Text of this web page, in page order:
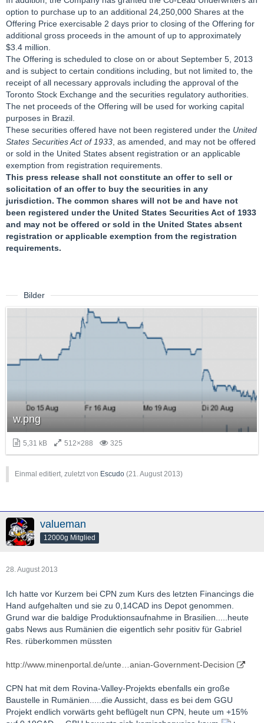
option to purchase up to an additional 24,250,000 Shares at the
Offering Price exercisable 2 days prior to closing of the Offering for
additional gross proceeds in the amount of up to approximately
$3.4 million.
The Offering is scheduled to close on or about September 5, 2013
and is subject to certain conditions including, but not limited to, the
receipt of all necessary approvals including the approval of the
Toronto Stock Exchange and the securities regulatory authorities.
The net proceeds of the Offering will be used for working capital
purposes in Brazil.
These securities offered have not been registered under the United
States Securities Act of 1933, as amended, and may not be offered
or sold in the United States absent registration or an applicable
exemption from registration requirements.
This press release shall not constitute an offer to sell or
solicitation of an offer to buy the securities in any
jurisdiction. The common shares will not be and have not
been registered under the United States Securities Act of 1933
and may not be offered or sold in the United States absent
registration or applicable exemption from the registration
requirements.
Bilder
w.png
5,31 kB 512×288 325
Einmal editiert, zuletzt von Escudo (21. August 2013)
valueman
12000g Mitglied
28. August 2013
Ich hatte vor Kurzem bei CPN zum Kurs des letzten Financings die
Hand aufgehalten und sie zu 0,14CAD ins Depot genommen.
Grund war die baldige Produktionsaufnahme in Brasilien.....heute
gabs News aus Rumänien die eigentlich sehr positiv für Gabriel
Res. rüberkommen müssten
http://www.minenportal.de/unte…anian-Government-Decision
CPN hat mit dem Rovina-Valley-Projekts ebenfalls ein große
Baustelle in Rumänien.....die Aussicht, dass es bei dem GGU
Projekt endlich vorwärts geht beflügelt nun CPN, heute um +15%